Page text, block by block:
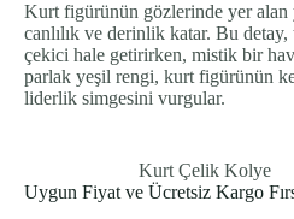
Kurt figürünün gözlerinde yer alan
canlılık ve derinlik katar. Bu detay,
çekici hale getirirken, mistik bir
parlak yeşil rengi, kurt figürünün
liderlik simgesini vurgular.
Kurt Çelik Kolye
Uygun Fiyat ve Ücretsiz Kargo